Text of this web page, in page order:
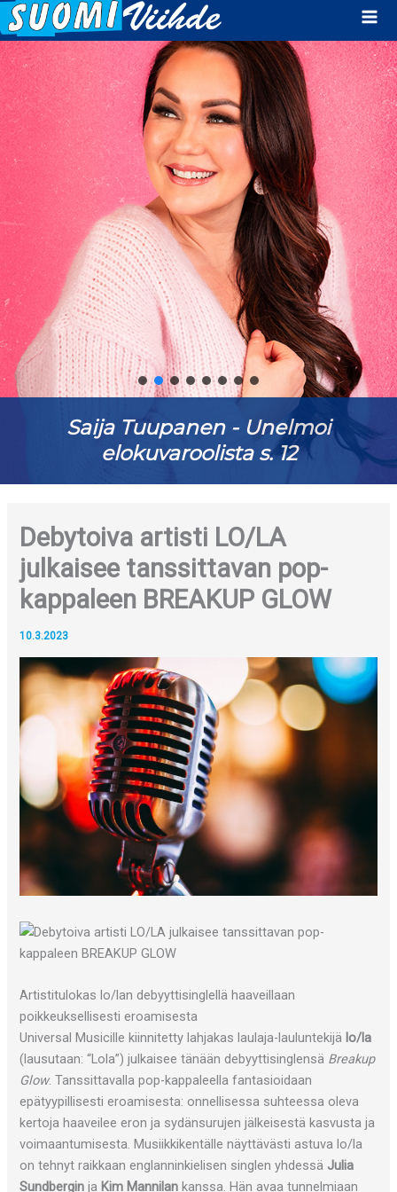
Saija Tuupanen - Unelmoi
elokuvaroolista s. 12
Debytoiva artisti LO/LA
julkaisee tanssittavan pop-
kappaleen BREAKUP GLOW
10.3.2023
Artistitulokas lo/lan debyyttisinglellä haaveillaan
poikkeuksellisesti eroamisesta
Universal Musicille kiinnitetty lahjakas laulaja-lauluntekijä lo/la
(lausutaan: “Lola”) julkaisee tänään debyyttisinglensä Breakup
Glow. Tanssittavalla pop-kappaleella fantasioidaan
epätyypillisesti eroamisesta: onnellisessa suhteessa oleva
kertoja haaveilee eron ja sydänsurujen jälkeisestä kasvusta ja
voimaantumisesta. Musiikkikentälle näyttävästi astuva lo/la
on tehnyt raikkaan englanninkielisen singlen yhdessä Julia
Sundbergin ja Kim Mannilan kanssa. Hän avaa tunnelmiaan